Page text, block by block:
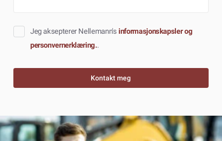
Jeg aksepterer Nellemann's informasjonskapsler og
personvernerklæring..